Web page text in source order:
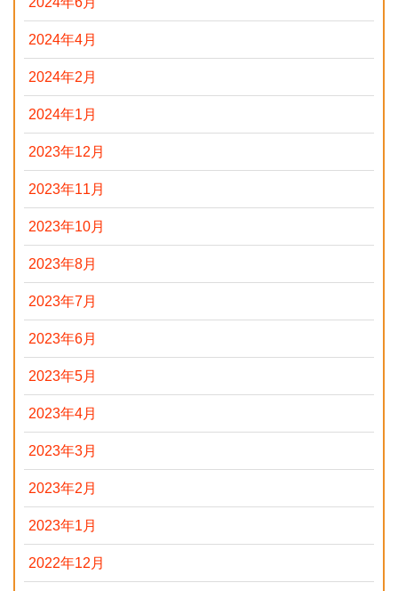
2024年4月
2024年2月
2024年1月
2023年12月
2023年11月
2023年10月
2023年8月
2023年7月
2023年6月
2023年5月
2023年4月
2023年3月
2023年2月
2023年1月
2022年12月